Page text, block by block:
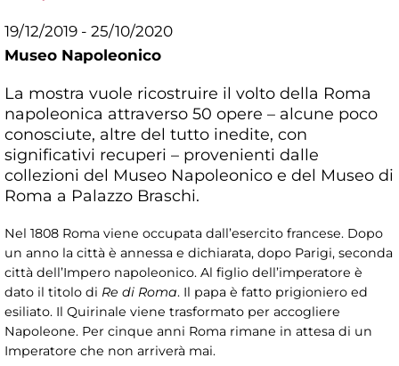
19/12/2019 - 25/10/2020
Museo Napoleonico
La mostra vuole ricostruire il volto della Roma
napoleonica attraverso 50 opere – alcune poco
conosciute, altre del tutto inedite, con
significativi recuperi – provenienti dalle
collezioni del Museo Napoleonico e del Museo di
Roma a Palazzo Braschi.
Nel 1808 Roma viene occupata dall’esercito francese. Dopo
un anno la città è annessa e dichiarata, dopo Parigi, seconda
città dell’Impero napoleonico. Al figlio dell’imperatore è
dato il titolo di Re di Roma. Il papa è fatto prigioniero ed
esiliato. Il Quirinale viene trasformato per accogliere
Napoleone. Per cinque anni Roma rimane in attesa di un
Imperatore che non arriverà mai.